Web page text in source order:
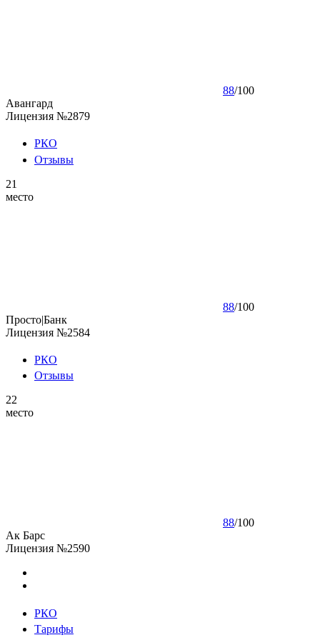
88/100
Авангард
Лицензия №2879
РКО
Отзывы
21
место
88/100
Просто|Банк
Лицензия №2584
РКО
Отзывы
22
место
88/100
Ак Барс
Лицензия №2590
РКО
Тарифы